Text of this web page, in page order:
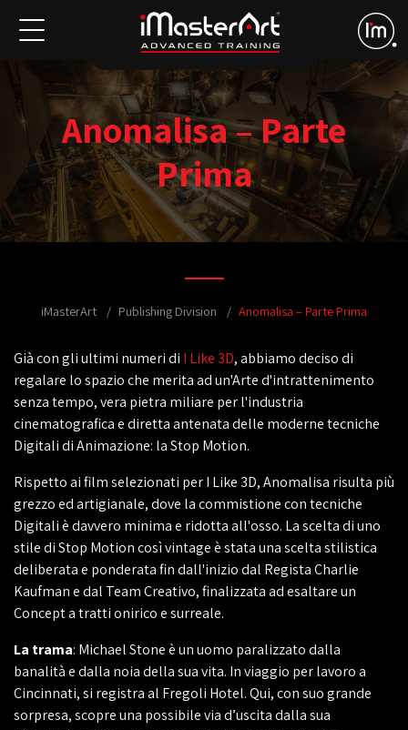
Anomalisa – Parte
Prima
iMasterArt Publishing Division Anomalisa – Parte Prima
Già con gli ultimi numeri di I Like 3D, abbiamo deciso di
regalare lo spazio che merita ad un'Arte d'intrattenimento
senza tempo, vera pietra miliare per l'industria
cinematografica e diretta antenata delle moderne tecniche
Digitali di Animazione: la Stop Motion.
Rispetto ai film selezionati per I Like 3D, Anomalisa risulta più
grezzo ed artigianale, dove la commistione con tecniche
Digitali è davvero minima e ridotta all'osso. La scelta di uno
stile di Stop Motion così vintage è stata una scelta stilistica
deliberata e ponderata fin dall'inizio dal Regista Charlie
Kaufman e dal Team Creativo, finalizzata ad esaltare un
Concept a tratti onirico e surreale.
La trama: Michael Stone è un uomo paralizzato dalla
banalità e dalla noia della sua vita. In viaggio per lavoro a
Cincinnati, si registra al Fregoli Hotel. Qui, con suo grande
sorpresa, scopre una possibile via d’uscita dalla sua